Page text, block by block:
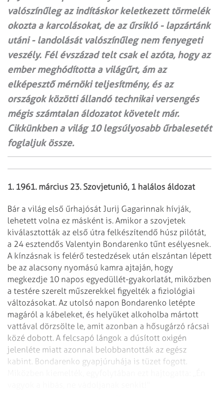
valószínűleg az indításkor keletkezett törmelék
okozta a karcolásokat, de az űrsikló - lapzártánk
utáni - landolását valószínűleg nem fenyegeti
veszély. Fél évszázad telt csak el azóta, hogy az
ember meghódította a világűrt, ám az
elképesztő mérnöki teljesítmény, és az
országok közötti állandó technikai versengés
mégis számtalan áldozatot követelt már.
Cikkünkben a világ 10 legsúlyosabb űrbalesetét
foglaljuk össze.
1. 1961. március 23. Szovjetunió, 1 halálos áldozat
Bár a világ első űrhajósát Jurij Gagarinnak hívják,
lehetett volna ez másként is. Amikor a szovjetek
kiválasztották az első útra felkészítendő húsz pilótát,
a 24 esztendős Valentyin Bondarenko tűnt esélyesnek.
A kínzásnak is felérő testedzések után elszántan lépett
be az alacsony nyomású kamra ajtaján, hogy
megkezdje 10 napos egyedüllét-gyakorlatát, miközben
a testére szerelt műszerekkel figyelték a fiziológiai
változásokat. Az utolsó napon Bondarenko letépte
magáról a kábeleket, és helyüket alkoholba mártott
vattával dörzsölte le, amit azonban a hősugárzó rácsai
közé dobott. A felcsapó lángok a dúsított oxigén
jelenléte miatt azonnal belobbantották az egész
kabint. Bondarenko gyapjúruhája is tüzet fogott.